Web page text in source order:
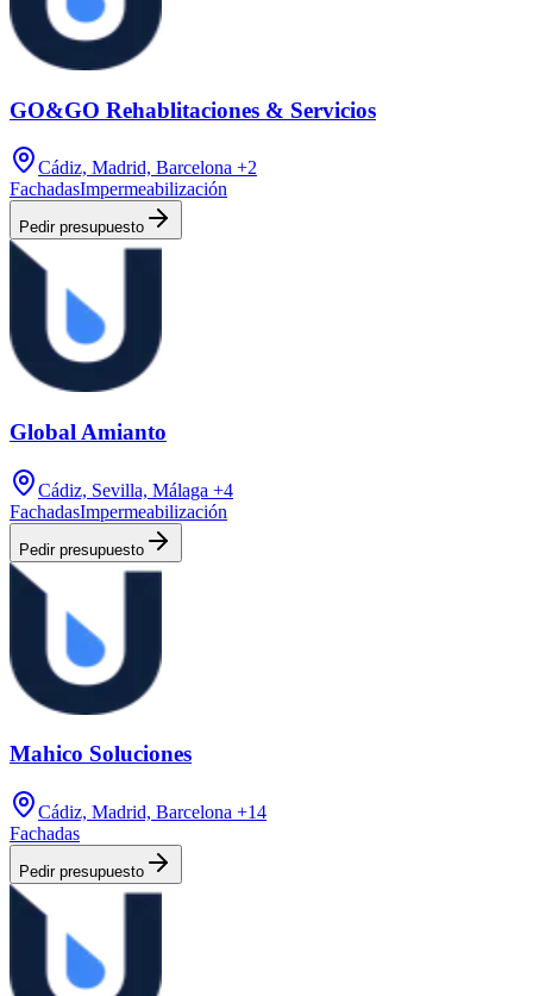
GO&GO Rehablitaciones & Servicios
Cádiz, Madrid, Barcelona +2
FachadasImpermeabilización
Pedir presupuesto
Global Amianto
Cádiz, Sevilla, Málaga +4
FachadasImpermeabilización
Pedir presupuesto
Mahico Soluciones
Cádiz, Madrid, Barcelona +14
Fachadas
Pedir presupuesto